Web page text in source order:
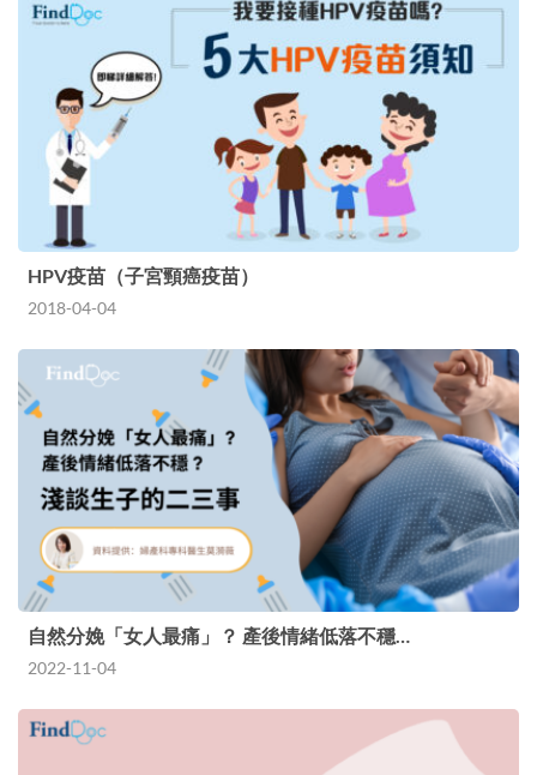
HPV疫苗（子宮頸癌疫苗）
2018-04-04
自然分娩「女人最痛」？ 產後情緒低落不穩…
2022-11-04